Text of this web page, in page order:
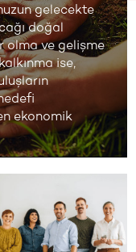
gelecekte
doğal
olma ve gelişme
ise,
ekonomik